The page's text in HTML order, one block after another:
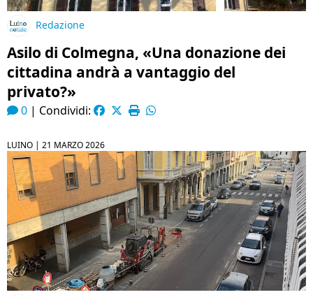
Redazione
Asilo di Colmegna, «Una donazione dei
cittadina andrà a vantaggio del
privato?»
0 | Condividi:
LUINO | 21 MARZO 2026